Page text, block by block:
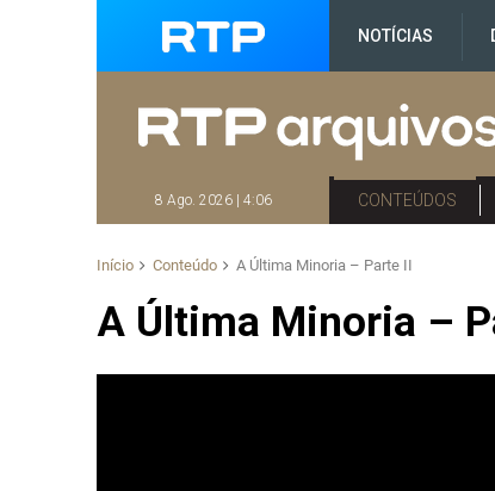
NOTÍCIAS
8 Ago. 2026 | 4:06 CONTEÚDOS
Início Conteúdo A Última Minoria – Parte II
A Última Minoria –